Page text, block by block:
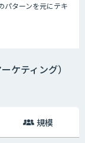
パターンを元にテキ
倣することがで
ケティング）
規模